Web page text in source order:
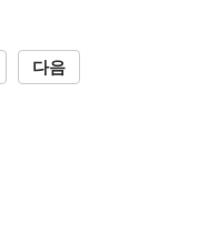
다음